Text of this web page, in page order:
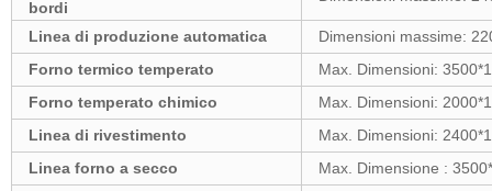
bordi
Linea di produzione automatica
Dimensioni massime:
Forno termico temperato
Max. Dimensioni:
Forno temperato chimico
Max. Dimensioni:
Linea di rivestimento
Max. Dimensioni:
Linea forno a secco
Max. Dimensione :